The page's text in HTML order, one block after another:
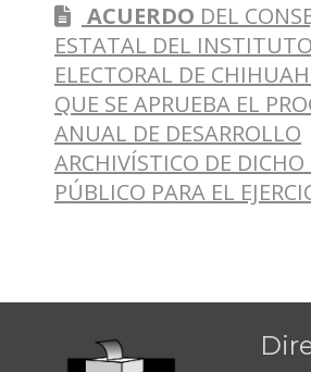
ACUERDO DEL
ESTATAL DEL
ELECTORAL DE
QUE SE APRUEBA EL
ANUAL DE DESARROLLO
ARCHIVÍSTICO DE DICHO
PÚBLICO PARA EL